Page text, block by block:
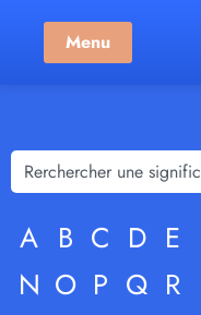
Menu
A B C D E
N O P Q R